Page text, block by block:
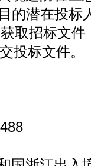
的潜在投标
取招标文
投标文件。